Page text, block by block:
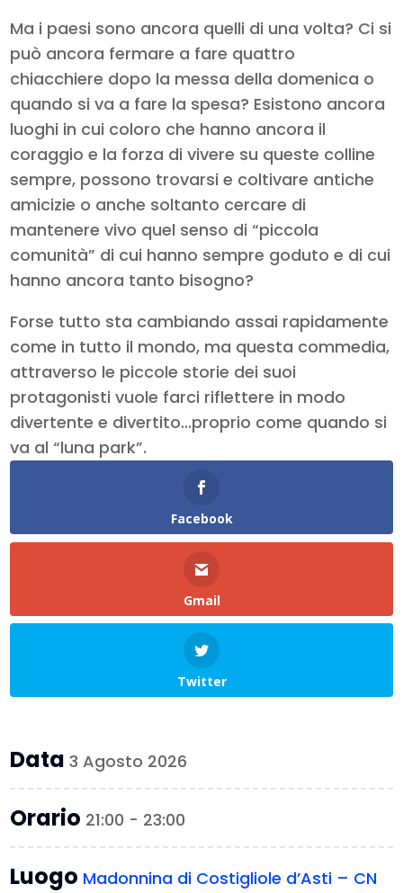
Ma i paesi sono ancora quelli di una volta? Ci si
può ancora fermare a fare quattro
chiacchiere dopo la messa della domenica o
quando si va a fare la spesa? Esistono ancora
luoghi in cui coloro che hanno ancora il
coraggio e la forza di vivere su queste colline
sempre, possono trovarsi e coltivare antiche
amicizie o anche soltanto cercare di
mantenere vivo quel senso di “piccola
comunità” di cui hanno sempre goduto e di cui
hanno ancora tanto bisogno?
Forse tutto sta cambiando assai rapidamente
come in tutto il mondo, ma questa commedia,
attraverso le piccole storie dei suoi
protagonisti vuole farci riflettere in modo
divertente e divertito…proprio come quando si
va al “luna park”.
Facebook
Gmail
Twitter
Data3 Agosto 2026
Orario 21:00 - 23:00
Luogo Madonnina di Costigliole d’Asti – CN